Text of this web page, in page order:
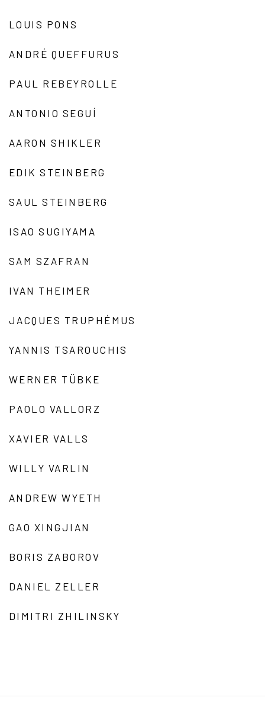
LOUIS PONS
ANDRÉ QUEFFURUS
PAUL REBEYROLLE
ANTONIO SEGUÍ
AARON SHIKLER
EDIK STEINBERG
SAUL STEINBERG
ISAO SUGIYAMA
SAM SZAFRAN
IVAN THEIMER
JACQUES TRUPHÉMUS
YANNIS TSAROUCHIS
WERNER TÜBKE
PAOLO VALLORZ
XAVIER VALLS
WILLY VARLIN
ANDREW WYETH
GAO XINGJIAN
BORIS ZABOROV
DANIEL ZELLER
DIMITRI ZHILINSKY